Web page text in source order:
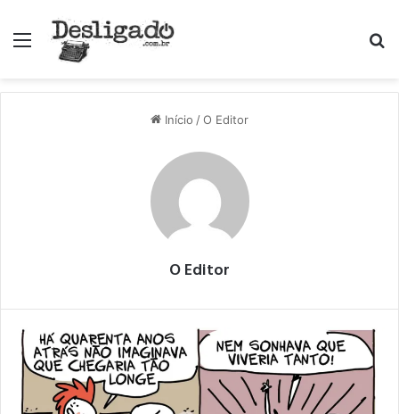
Menu
Início /O Editor
O Editor